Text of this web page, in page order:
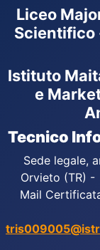
Liceo
Scientifico
Istituto
e
Tecnico
Sede legale,
Orvieto (TR)
Mail